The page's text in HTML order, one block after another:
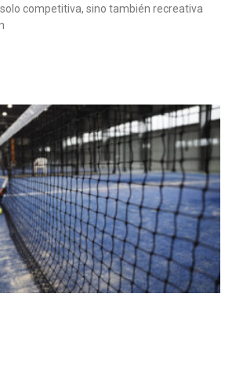
competitiva, sino también recreativa